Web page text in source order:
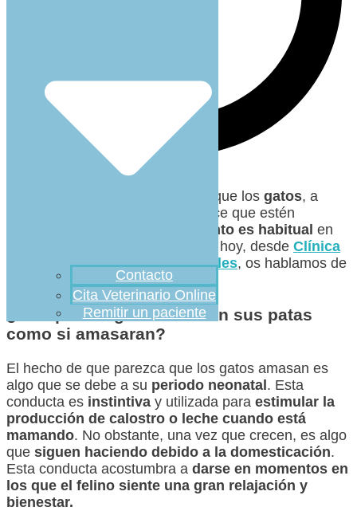
Contacto
Cita Veterinario Online
Remitir un paciente
¿Alguna vez os habéis fijado en que los gatos, a
, parece que estén
comportamiento es habitual en
ellos en algunas circunstancias y hoy, desde Clínica
Veterinaria Ciudad de los Ángeles, os hablamos de
¿Por qué los gatos mueven sus patas
como si amasaran?
El hecho de que parezca que los gatos amasan es
algo que se debe a su periodo neonatal. Esta
conducta es instintiva y utilizada para estimular la
producción de calostro o leche cuando está
mamando. No obstante, una vez que crecen, es algo
que siguen haciendo debido a la domesticación.
Esta conducta acostumbra a darse en momentos en
los que el felino siente una gran relajación y
bienestar.